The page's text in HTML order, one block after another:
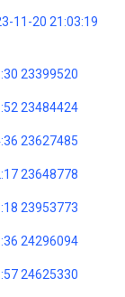
11-20 21:03:19
23399520
23484424
23627485
23648778
23953773
24296094
24625330